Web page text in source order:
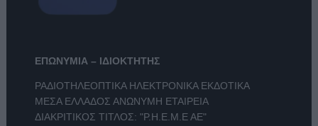
ΕΠΩΝΥΜΙΑ – ΙΔΙΟΚΤΗΤΗΣ
ΡΑΔΙΟΤΗΛΕΟΠΤΙΚΑ ΗΛΕΚΤΡΟΝΙΚΑ ΕΚΔΟΤΙΚΑ
ΜΕΣΑ ΕΛΛΑΔΟΣ ΑΝΩΝΥΜΗ ΕΤΑΙΡΕΙΑ
ΔΙΑΚΡΙΤΙΚΟΣ ΤΙΤΛΟΣ: "Ρ.Η.Ε.Μ.Ε ΑΕ"